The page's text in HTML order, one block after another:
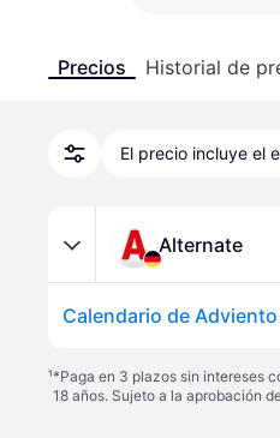
Precios Historial de
El precio incluye el
Alternate
Calendario de
¹*Paga en 3 plazos sin intereses
18 años. Sujeto a la aprobación